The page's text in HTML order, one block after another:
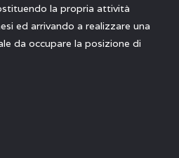
la propria attività
ed arrivando a realizzare una
da occupare la posizione di